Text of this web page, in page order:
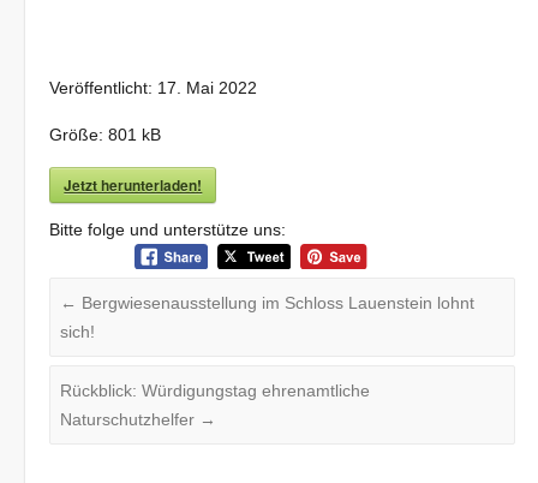
Veröffentlicht: 17 . Mai 2022
Größe: 801 kB
Jetzt herunterladen!
Bitte folge und unterstütze uns:
← Bergwiesenausstellung im Schloss Lauenstein lohnt
sich!
Rückblick: Würdigungstag ehrenamtliche
Naturschutzhelfer →